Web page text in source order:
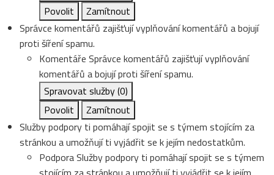
Povolit
Zamítnout
Správce komentářů zajišťují vyplňování komentářů a bojují
proti šíření spamu.
Komentáře Správce komentářů zajišťují vyplňování
komentářů a bojují proti šíření spamu.
Spravovat služby(0)
Povolit
Zamítnout
Služby podpory ti pomáhají spojit se s týmem stojícím za
stránkou a umožňují ti vyjádřit se k jejím nedostatkům.
PodporaSlužby podpory ti pomáhají spojit se s týmem